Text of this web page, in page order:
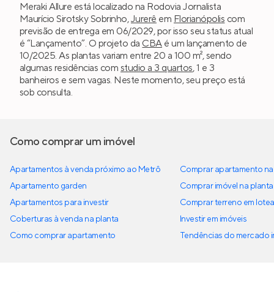
Meraki Allure está localizado na Rodovia Jornalista
Maurício Sirotsky Sobrinho,Jurerê em Florianópolis com
previsão de entrega em 06/2029, por isso seu status atual
é “Lançamento”. O projeto da CBAé um lançamento de
10/2025. As plantas variam entre 20 a 100 m², sendo
algumas residências com studio a 3 quartos, 1 e 3
banheiros e sem vagas. Neste momento, seu preço está
sob consulta.
Como comprar um imóvel
Apartamentos à venda próximo ao Metrô
Apartamento garden
Apartamentos para investir
Coberturas à venda na planta
Como comprar apartamento
Comprar apartamento
Comprar imóvel na planta
Comprar terreno em
Investir em imóveis
Tendências do mercado